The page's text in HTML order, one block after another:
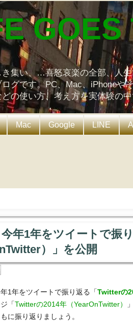
GOES
き集い、…喜怒哀楽の全部、人
ログです。PC、Mac、iPhoneや
の使い方、考え方を実体験の
Mac Google LINE
年1年をツイートで振
）」を公開
1年をツイートで振り返る「Twitterの
「Twitterの2014年（YearOnTwitter）
に振り返りましょう。